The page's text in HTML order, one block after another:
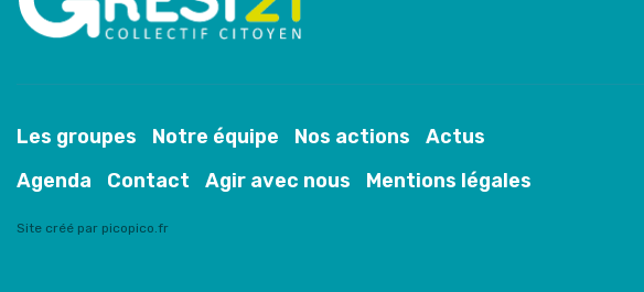
Les groupes Notre équipe Nos actions
Actus
Agenda
Contact Agir avec nous Mentions légales
Site créé par picopico.fr